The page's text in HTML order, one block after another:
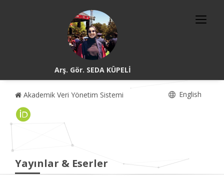
Arş. Gör. SEDA KÜPELİ
Akademik Veri Yönetim Sistemi English
Yayınlar & Eserler